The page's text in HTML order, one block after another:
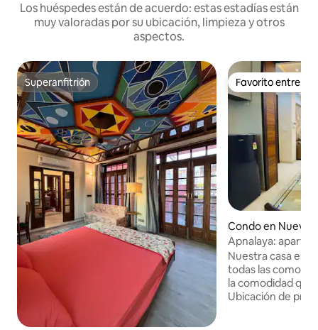
Los huéspedes están de acuerdo: estas estadías están
muy valoradas por su ubicación, limpieza y otros
aspectos.
Superanfitrión
Superanfitrión Favorito entre
Favorito entre
Condo en Nueva
Apnalaya:
en el sur de Delhi
Nuestra casa
todas las
la comodidad
Ubicación de